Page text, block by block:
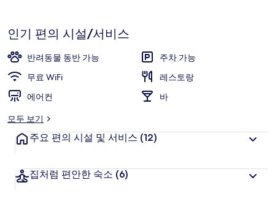
기
인기 편의 시설/서비스
반려동물 동반 가능
주차 가능
무료 WiFi
레스토랑
에어컨
바
모두 보기
주요 편의 시설 및 서비스 (12)
집처럼 편안한 숙소 (6)